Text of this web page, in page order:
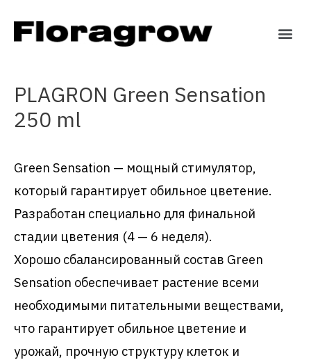
PLAGRON Green Sensation
250 ml
Green Sensation — мощный стимулятор,
который гарантирует обильное цветение.
Разработан специально для финальной
стадии цветения (4 — 6 неделя).
Хорошо сбалансированный состав Green
Sensation обеспечивает растение всеми
необходимыми питательными веществами,
что гарантирует обильное цветение и
урожай, прочную структуру клеток и